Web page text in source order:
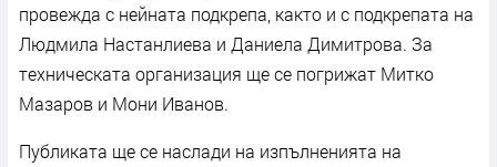
провежда с нейната подкрепа, както и с подкрепата на
Людмила Настанлиева и Даниела Димитрова. За
техническата организация ще се погрижат Митко
Мазаров и Мони Иванов.
Публиката ще се наслади на изпълненията на